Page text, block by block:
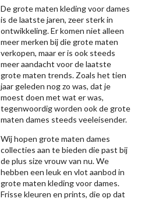
De grote maten kleding voor dames
is de laatste jaren, zeer sterk in
ontwikkeling. Er komen niet alleen
meer merken bij die grote maten
verkopen, maar er is ook steeds
meer aandacht voor de laatste
grote maten trends. Zoals het tien
jaar geleden nog zo was, dat je
moest doen met wat er was,
tegenwoordig worden ook de grote
maten dames steeds veeleisender.
Wij hopen grote maten dames
collecties aan te bieden die past bij
de plus size vrouw van nu. We
hebben een leuk en vlot aanbod in
grote maten kleding voor dames.
Frisse kleuren en prints, die op dat